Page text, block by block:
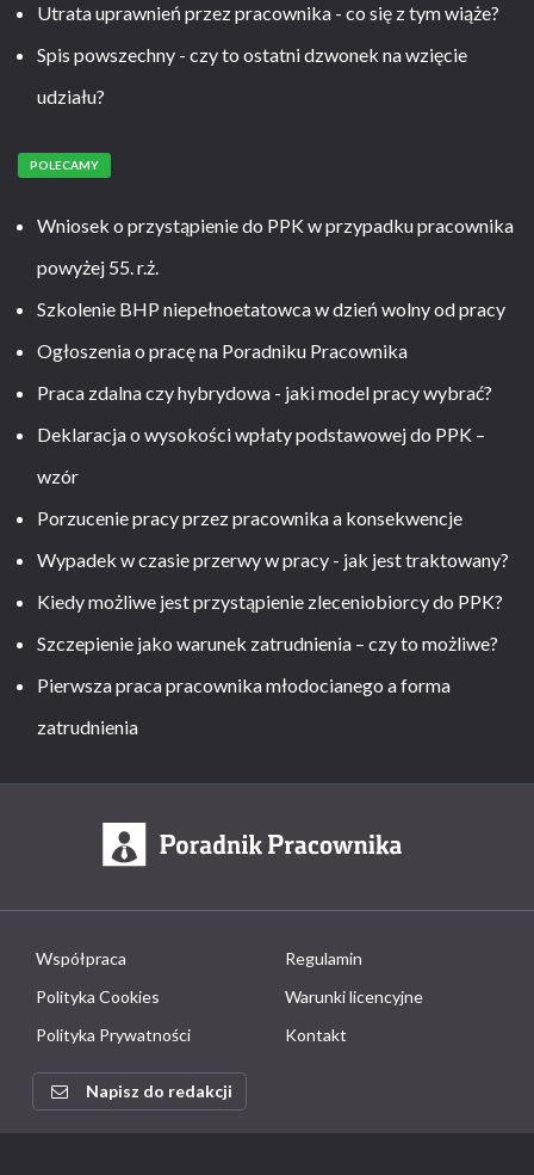
Utrata uprawnień przez pracownika - co się z tym wiąże?
Spis powszechny - czy to ostatni dzwonek na wzięcie
udziału?
POLECAMY
Wniosek o przystąpienie do PPK w przypadku pracownika
powyżej 55. r.ż.
Szkolenie BHP niepełnoetatowca w dzień wolny od pracy
Ogłoszenia o pracę na Poradniku Pracownika
Praca zdalna czy hybrydowa - jaki model pracy wybrać?
Deklaracja o wysokości wpłaty podstawowej do PPK –
wzór
Porzucenie pracy przez pracownika a konsekwencje
Wypadek w czasie przerwy w pracy - jak jest traktowany?
Kiedy możliwe jest przystąpienie zleceniobiorcy do PPK?
Szczepienie jako warunek zatrudnienia – czy to możliwe?
Pierwsza praca pracownika młodocianego a forma
zatrudnienia
Współpraca
Regulamin
Polityka Cookies
Warunki licencyjne
Polityka Prywatności
Kontakt
Napisz do redakcji